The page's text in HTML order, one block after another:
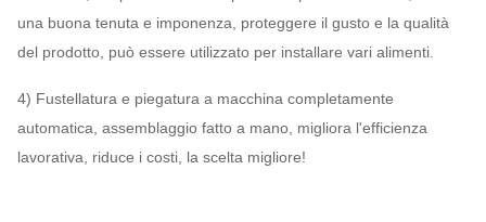
una buona tenuta e imponenza, proteggere il gusto e la qualità
del prodotto, può essere utilizzato per installare vari alimenti.
4) Fustellatura e piegatura a macchina completamente
automatica, assemblaggio fatto a mano, migliora l'efficienza
lavorativa, riduce i costi, la scelta migliore!